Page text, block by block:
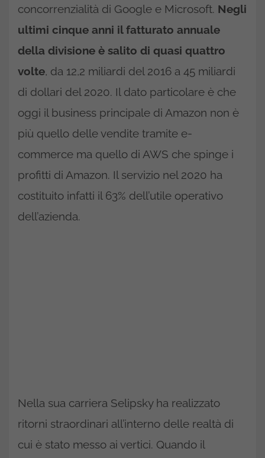
concorrenzialità di Google e Microsoft. Negli
ultimi cinque anni il fatturato annuale
della divisione è salito di quasi quattro
volte, da 12,2 miliardi del 2016 a 45 miliardi
di dollari del 2020. Il dato particolare è che
oggi il business principale di Amazon non è
più quello delle vendite tramite e-
commerce ma quello di AWS che spinge i
profitti di Amazon. Il servizio nel 2020 ha
costituito infatti il 63% dell’utile operativo
dell’azienda.
Nella sua carriera Selipsky ha realizzato
ritorni straordinari all’interno delle realtà di
cui è stato messo ai vertici. Quando il